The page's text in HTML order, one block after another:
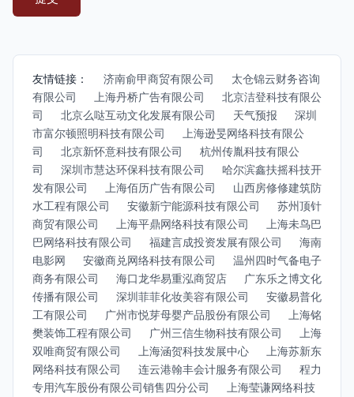
友情链接： 济南俞甲商贸有限公司
太仓锦云财务咨询
有限公司
上海丹桥广告有限公司
北京洁登科技有限公
司
北京么哒互动文化发展有限公司 天气预报
深圳
市富尔顿照明科技有限公司
上海逊旻网络科技有限公
司
北京新怀意科技有限公司
杭州传胤科技有限公
司
深圳市慧达环保科技有限公司
哈尔滨鑫扶摇科技开
发有限公司
上海佰历广告有限公司
山西房修修建筑防
水工程有限公司
安徽新宁能源科技有限公司
苏州顶针
商贸有限公司
上海平鼎网络科技有限公司
上海未鸟巴
巴网络科技有限公司
福建言成投资发展有限公司
海南
电影网
安徽商兑网络科技有限公司
温州四时气备电子
商务有限公司
海口龙华易重泓商贸店
广东乐之博文化
传播有限公司
深圳菲菲化妆美容有限公司
安徽易普化
工有限公司
广州市悦芽母婴产品股份有限公司
上海铭
樊装饰工程有限公司
广州三信生物科技有限公司
上海
双唯商贸有限公司
上海涵贺科技发展中心
上海苏新东
网络科技有限公司
连云港翰丰会计服务有限公司
程力
专用汽车股份有限公司销售四分公司
上海莹谦网络科技